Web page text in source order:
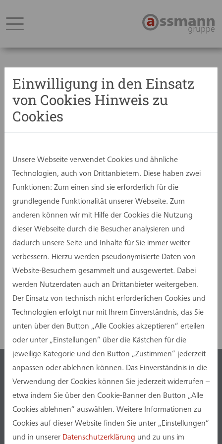
Zurück
02. Mai 2025
Jetzt teilen
info@assmanngruppe.com
+49 (0) 231.75445.0
assmann GmbH
Baroper Straße 237
Einwilligung in den Einsatz
von Cookies Hinweis zu
Cookies
Unsere Webseite verwendet Cookies und ähnliche
Technologien, auch von Drittanbietern. Diese haben zwei
Funktionen: Zum einen sind sie erforderlich für die
grundlegende Funktionalität unserer Webseite. Zum
anderen können wir mit Hilfe der Cookies die Nutzung
dieser Webseite durch die Besucher analysieren und
dadurch unsere Seite und Inhalte für Sie immer weiter
verbessern. Hierzu werden pseudonymisierte Daten von
Website-Besuchern gesammelt und ausgewertet. Dabei
werden Nutzerdaten auch an Drittanbieter weitergeben.
Der Einsatz von technisch nicht erforderlichen Cookies und
Technologien erfolgt nur mit Ihrem Einverständnis, das Sie
unten über den Button „Alle Cookies akzeptieren“ erteilen
oder unter „Einstellungen“ über die Kästchen für die
jeweilige Kategorie und den Button „Zustimmen“ jederzeit
anpassen oder ablehnen können. Das Einverständnis in die
Verwendung der Cookies können Sie jederzeit widerrufen –
etwa indem Sie über den Cookie-Banner den Button „Alle
Cookies ablehnen“ auswählen. Weitere Informationen zu
Cookies auf dieser Website finden Sie unter „Einstellungen“
und in unserer Datenschutzerklärung und zu uns im